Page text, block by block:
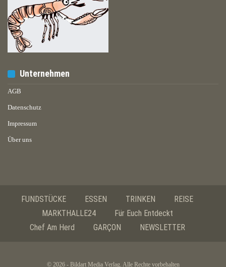
Unternehmen
AGB
Datenschutz
Impressum
Über uns
FUNDSTÜCKE ESSEN TRINKEN
REISE
MARKTHALLE24
Für Euch Entdeckt
Chef Am Herd
GARÇON NEWSLETTER
© 2026 - Bildart Media Verlag. Alle Rechte vorbehalten